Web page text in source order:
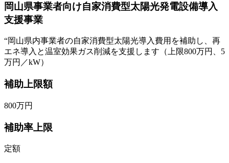
岡山県事業者向け自家消費型太陽光発電設備導入
支援事業
“岡山県内事業者の自家消費型太陽光導入費用を補助し、再
エネ導入と温室効果ガス削減を支援します（上限800万円、5
万円／kW）
補助上限額
800万円
補助率上限
定額